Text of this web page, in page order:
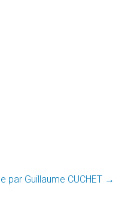
par Guillaume CUCHET →